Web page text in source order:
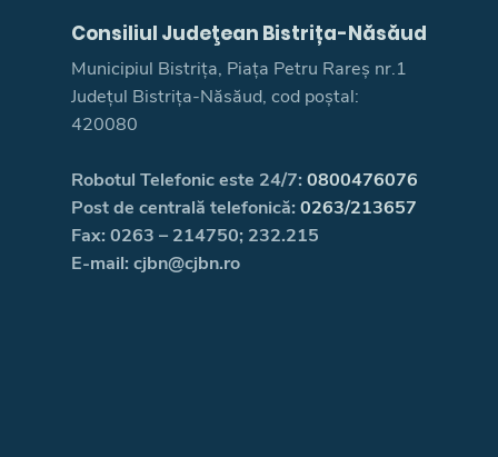
Consiliul Judeţean Bistrița-Năsăud
Municipiul Bistrița, Piața Petru Rareș nr.1
Județul Bistrița-Năsăud, cod poștal:
420080
Robotul Telefonic este 24/7: 0800476076
Post de centrală telefonică: 0263/213657
Fax: 0263 – 214750; 232.215
E-mail: cjbn@cjbn.ro